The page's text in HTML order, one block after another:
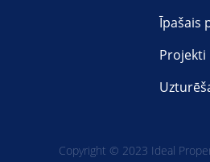
Īpašais
Projekti
Copyright © 2023 Ideal